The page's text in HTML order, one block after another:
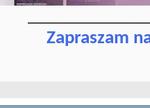
Zapraszam